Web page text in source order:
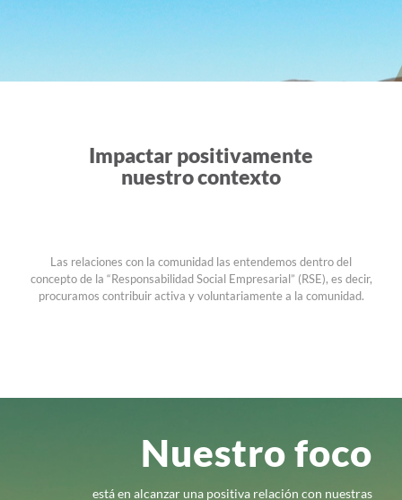
Impactar positivamente
nuestro contexto
Las relaciones con la comunidad las entendemos dentro del
concepto de la “Responsabilidad Social Empresarial” (RSE), es decir,
procuramos contribuir activa y voluntariamente a la comunidad.
Nuestro foco
está en alcanzar una positiva relación con nuestras